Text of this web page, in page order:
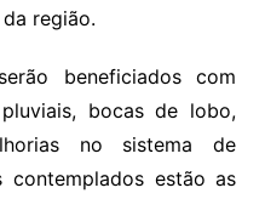
região.
beneficiados com
bocas de lobo,
no sistema de
contemplados estão as